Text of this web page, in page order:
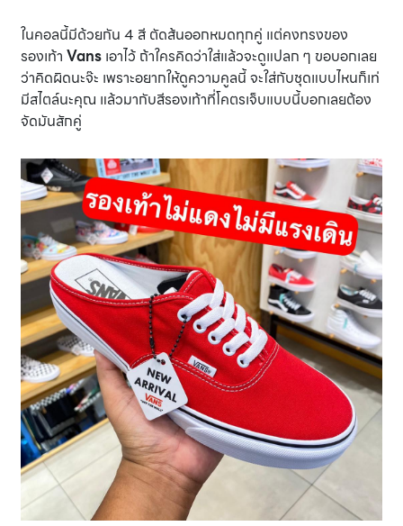
ในคอลนี้มีด้วยกัน 4 สี ตัดส้นออกหมดทุกคู่ แต่คงทรงของ
รองเท้า Vans เอาไว้ ถ้าใครคิดว่าใส่แล้วจะดูแปลก ๆ ขอบอกเลย
ว่าคิดผิดนะจ๊ะ เพราะอยากให้ดูความคูลนี้ จะใส่กับชุดแบบไหนก็เท่
มีสไตล์นะคุณ แล้วมากับสีรองเท้าที่โคตรเจ็บแบบนี้บอกเลยต้อง
จัดมันสักคู่